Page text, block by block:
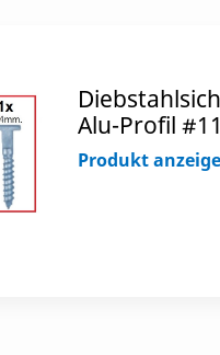
Alu-Profil
Produkt